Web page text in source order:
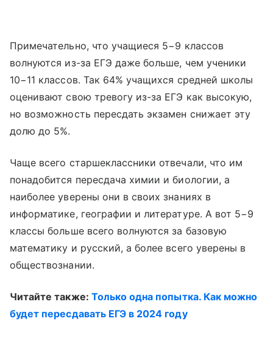
Примечательно, что учащиеся 5−9 классов
волнуются из-за ЕГЭ даже больше, чем ученики
10−11 классов. Так 64% учащихся средней школы
оценивают свою тревогу из-за ЕГЭ как высокую,
но возможность пересдать экзамен снижает эту
долю до 5%.
Чаще всего старшеклассники отвечали, что им
понадобится пересдача химии и биологии, а
наиболее уверены они в своих знаниях в
информатике, географии и литературе. А вот 5−9
классы больше всего волнуются за базовую
математику и русский, а более всего уверены в
обществознании.
Читайте также: Только одна попытка. Как можно
будет пересдавать ЕГЭ в 2024 году